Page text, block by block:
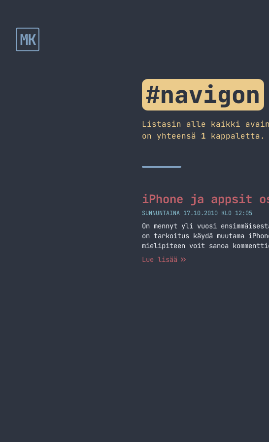
MK
#navigon
Listasin alle kaikki
on yhteensä 1 kappaletta.
iPhone ja appsit
SUNNUNTAINA 17.10.2010 KLO 12:05
On mennyt yli vuosi
on tarkoitus käydä muutama
mielipiteen voit sanoa
että minulla on iPhone 4 ja
Lue lisää